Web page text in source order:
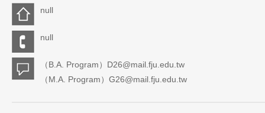
null
null
（B.A. Program）D26@mail.fju.edu.tw
（M.A. Program）G26@mail.fju.edu.tw